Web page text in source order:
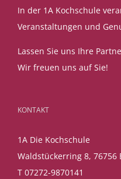
In der 1A Kochschule
Veranstaltungen und
Lassen Sie uns Ihre
Wir freuen uns auf Sie!
KONTAKT
1A Die Kochschule
Waldstückerring 8, 76756
T 07272-9870141